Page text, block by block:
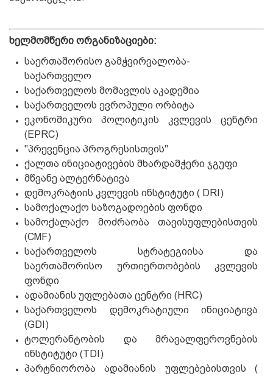
ხელმომწერი ორგანიზაციები:
საერთაშორისო გამჭვირვალობა-
საქართველო
საქართველოს მომავლის აკადემია
საქართველოს ევროპული ორბიტა
ეკონომიკური პოლიტიკის კვლევის ცენტრი
(EPRC)
"პრევენცია პროგრესისთვის"
ქალთა ინიციატივების მხარდამჭერი ჯგუფი
მწვანე ალტერნატივა
დემოკრატიის კვლევის ინსტიტუტი ( DRI)
სამოქალაქო საზოგადოების ფონდი
სამოქალაქო მოძრაობა თავისუფლებისთვის
(CMF)
საქართველოს სტრატეგიისა და
საერთაშორისო ურთიერთობების კვლევის
ფონდი
ადამიანის უფლებათა ცენტრი (HRC)
საქართველოს დემოკრატიული ინიციატივა
(GDI)
ტოლერანტობის და მრავალფეროვნების
ინსტიტუტი (TDI)
პარტნიორობა ადამიანის უფლებებისთვის (